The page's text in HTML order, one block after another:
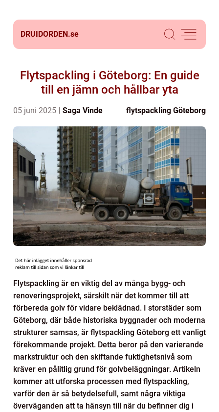
DRUIDORDEN.se
Flytspackling i Göteborg: En guide
till en jämn och hållbar yta
05 juni 2025 Saga Vinde flytspackling Göteborg
Flytspackling är en viktig del av många bygg- och
renoveringsprojekt, särskilt när det kommer till att
förbereda golv för vidare beklädnad. I storstäder som
Göteborg, där både historiska byggnader och moderna
strukturer samsas, är flytspackling Göteborg ett vanligt
förekommande projekt. Detta beror på den varierande
markstruktur och den skiftande fuktighetsnivå som
kräver en pålitlig grund för golvbeläggningar. Artikeln
kommer att utforska processen med flytspackling,
varför den är så betydelsefull, samt några viktiga
överväganden att ta hänsyn till när du befinner dig i